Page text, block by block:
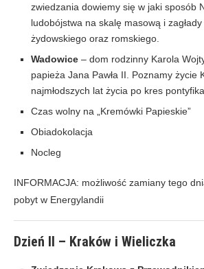
zwiedzania dowiemy się w jaki sposób
ludobójstwa na skalę masową i
żydowskiego oraz romskiego.
Wadowice – dom rodzinny Karola
papieża Jana Pawła II. Poznamy życie
najmłodszych lat życia po kres
Czas wolny na „Kremówki Papieskie”
Obiadokolacja
Nocleg
INFORMACJA: możliwość zamiany tego
pobyt w Energylandii
Dzień II – Kraków i Wieliczka